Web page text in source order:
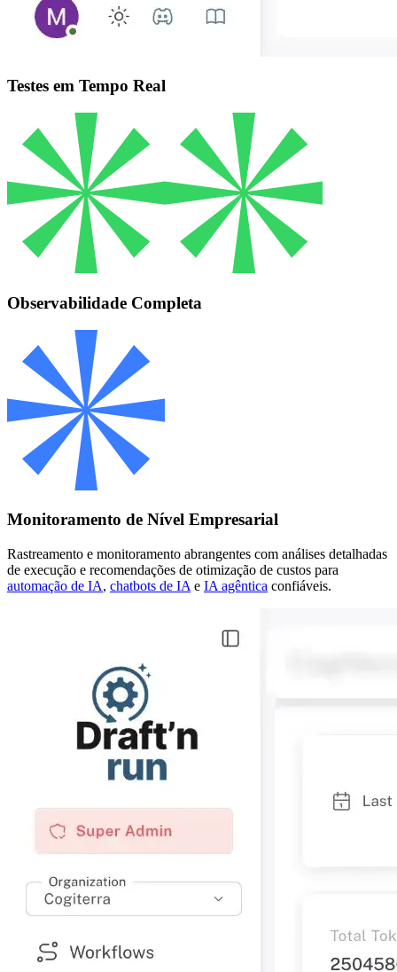
Testes em Tempo Real
Observabilidade Completa
Monitoramento de Nível Empresarial
Rastreamento e monitoramento abrangentes com análises detalhadas
de execução e recomendações de otimização de custos para
automação de IA, chatbots de IA e IA agêntica confiáveis.